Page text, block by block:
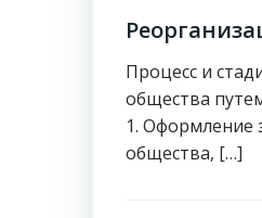
Процесс и
общества
1. Оформление
общества, […]